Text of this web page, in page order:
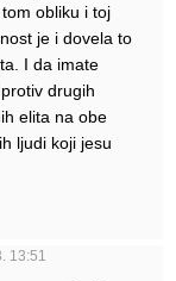
obliku i toj
je i dovela to
I da imate
drugih
elita na obe
ljudi koji jesu
13:51